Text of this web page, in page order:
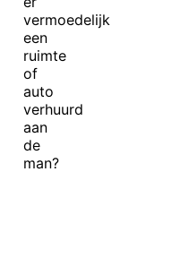
vermoedelijk
een
ruimte
of
auto
verhuurd
aan
de
man?